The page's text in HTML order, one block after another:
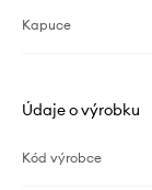
Kapuce
Údaje o výrobku
Kód výrobce